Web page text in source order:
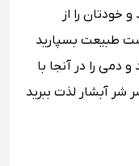
خودتان را از
طبیعت بسپارید
دمی را در آنجا با
شر آبشار لذت ببرید